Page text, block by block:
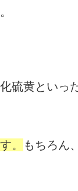
硫黄といっ
。
もちろん